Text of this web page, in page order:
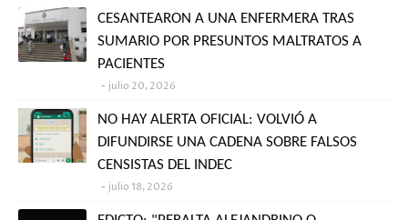
CESANTEARON A UNA ENFERMERA TRAS
SUMARIO POR PRESUNTOS MALTRATOS A
PACIENTES
julio 20, 2026
NO HAY ALERTA OFICIAL: VOLVIÓ A
DIFUNDIRSE UNA CADENA SOBRE FALSOS
CENSISTAS DEL INDEC
julio 18, 2026